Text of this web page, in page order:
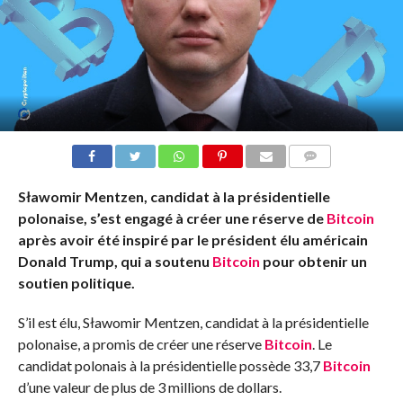
Sławomir Mentzen, candidat à la présidentielle
polonaise, s’est engagé à créer une réserve de Bitcoin
après avoir été inspiré par le président élu américain
Donald Trump, qui a soutenu Bitcoin pour obtenir un
soutien politique.
S’il est élu, Sławomir Mentzen, candidat à la présidentielle
polonaise, a promis de créer une réserve Bitcoin. Le
candidat polonais à la présidentiellepossède 33,7 Bitcoin
d’une valeur de plus de 3 millions de dollars.